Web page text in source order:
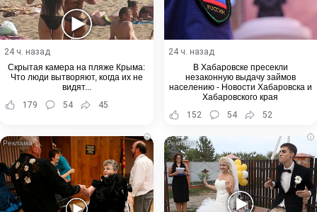
24 ч. назад
Скрытая камера на пляже Крыма:
Что люди вытворяют, когда их не
видят...
179
54 45
24 ч. назад
В Хабаровске пресекли
незаконную выдачу займов
населению - Новости Хабаровска и
Хабаровского края
152
54 52
i i